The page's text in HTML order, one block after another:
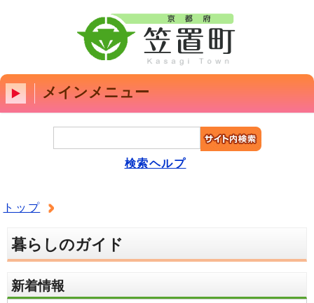
メインメニュー
検索ヘルプ
トップ
暮らしのガイド
新着情報